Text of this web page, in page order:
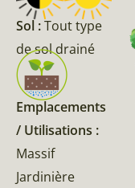
Sol :Tout type
de sol drainé
Emplacements
/ Utilisations :
Massif
Jardinière